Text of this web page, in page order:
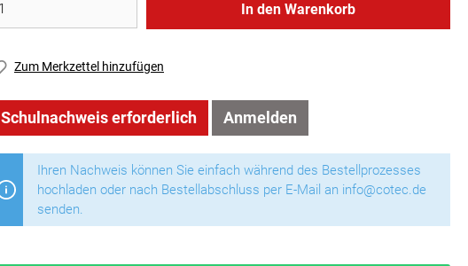
In den Warenkorb
Zum Merkzettel hinzufügen
Schulnachweis erforderlich Anmelden
Ihren Nachweis können Sie einfach während des Bestellprozesses
hochladen oder nach Bestellabschluss per E-Mail an info@cotec.de
senden.